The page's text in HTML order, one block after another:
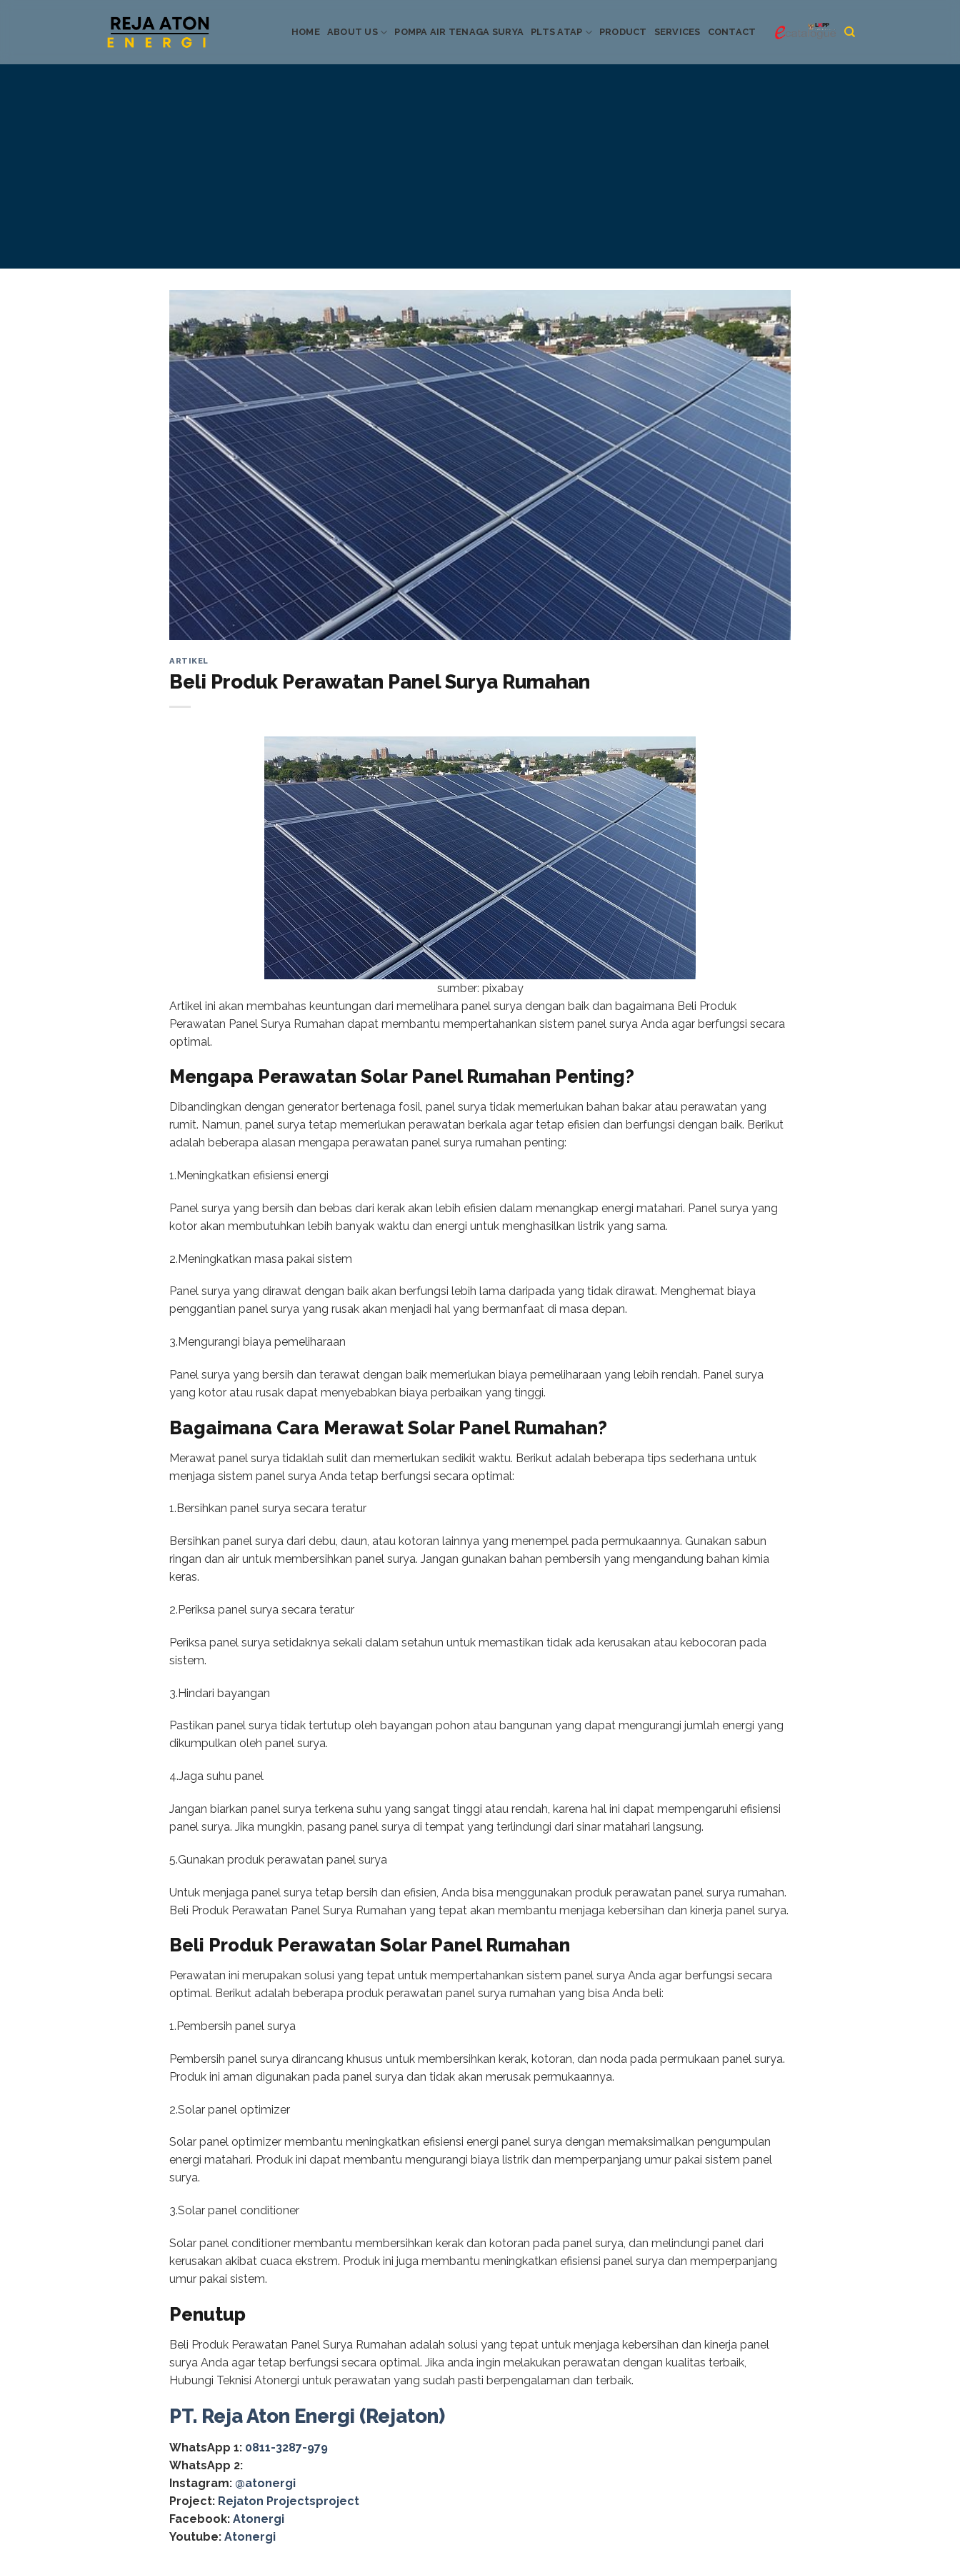
HOME ABOUT US POMPA AIR TENAGA SURYA PLTS ATAP PRODUCT SERVICES CONTACT
Informasi Terkini
ARTIKEL
Beli Produk Perawatan Panel Surya Rumahan
sumber: pixabay
Artikel ini akan membahas keuntungan dari memelihara panel surya dengan baik dan bagaimana Beli Produk
Perawatan Panel Surya Rumahan dapat membantu mempertahankan sistem panel surya Anda agar berfungsi secara
optimal.
Mengapa Perawatan Solar Panel Rumahan Penting?
Dibandingkan dengan generator bertenaga fosil, panel surya tidak memerlukan bahan bakar atau perawatan yang
rumit. Namun, panel surya tetap memerlukan perawatan berkala agar tetap efisien dan berfungsi dengan baik. Berikut
adalah beberapa alasan mengapa perawatan panel surya rumahan penting:
1.Meningkatkan efisiensi energi
Panel surya yang bersih dan bebas dari kerak akan lebih efisien dalam menangkap energi matahari. Panel surya yang
kotor akan membutuhkan lebih banyak waktu dan energi untuk menghasilkan listrik yang sama.
2.Meningkatkan masa pakai sistem
Panel surya yang dirawat dengan baik akan berfungsi lebih lama daripada yang tidak dirawat. Menghemat biaya
penggantian panel surya yang rusak akan menjadi hal yang bermanfaat di masa depan.
3.Mengurangi biaya pemeliharaan
Panel surya yang bersih dan terawat dengan baik memerlukan biaya pemeliharaan yang lebih rendah. Panel surya
yang kotor atau rusak dapat menyebabkan biaya perbaikan yang tinggi.
Bagaimana Cara Merawat Solar Panel Rumahan?
Merawat panel surya tidaklah sulit dan memerlukan sedikit waktu. Berikut adalah beberapa tips sederhana untuk
menjaga sistem panel surya Anda tetap berfungsi secara optimal:
1.Bersihkan panel surya secara teratur
Bersihkan panel surya dari debu, daun, atau kotoran lainnya yang menempel pada permukaannya. Gunakan sabun
ringan dan air untuk membersihkan panel surya. Jangan gunakan bahan pembersih yang mengandung bahan kimia
keras.
2.Periksa panel surya secara teratur
Periksa panel surya setidaknya sekali dalam setahun untuk memastikan tidak ada kerusakan atau kebocoran pada
sistem.
3.Hindari bayangan
Pastikan panel surya tidak tertutup oleh bayangan pohon atau bangunan yang dapat mengurangi jumlah energi yang
dikumpulkan oleh panel surya.
4.Jaga suhu panel
Jangan biarkan panel surya terkena suhu yang sangat tinggi atau rendah, karena hal ini dapat mempengaruhi efisiensi
panel surya. Jika mungkin, pasang panel surya di tempat yang terlindungi dari sinar matahari langsung.
5.Gunakan produk perawatan panel surya
Untuk menjaga panel surya tetap bersih dan efisien, Anda bisa menggunakan produk perawatan panel surya rumahan.
Beli Produk Perawatan Panel Surya Rumahan yang tepat akan membantu menjaga kebersihan dan kinerja panel surya.
Beli Produk Perawatan Solar Panel Rumahan
Perawatan ini merupakan solusi yang tepat untuk mempertahankan sistem panel surya Anda agar berfungsi secara
optimal. Berikut adalah beberapa produk perawatan panel surya rumahan yang bisa Anda beli:
1.Pembersih panel surya
Pembersih panel surya dirancang khusus untuk membersihkan kerak, kotoran, dan noda pada permukaan panel surya.
Produk ini aman digunakan pada panel surya dan tidak akan merusak permukaannya.
2.Solar panel optimizer
Solar panel optimizer membantu meningkatkan efisiensi energi panel surya dengan memaksimalkan pengumpulan
energi matahari. Produk ini dapat membantu mengurangi biaya listrik dan memperpanjang umur pakai sistem panel
surya.
3.Solar panel conditioner
Solar panel conditioner membantu membersihkan kerak dan kotoran pada panel surya, dan melindungi panel dari
kerusakan akibat cuaca ekstrem. Produk ini juga membantu meningkatkan efisiensi panel surya dan memperpanjang
umur pakai sistem.
Penutup
Beli Produk Perawatan Panel Surya Rumahan adalah solusi yang tepat untuk menjaga kebersihan dan kinerja panel
surya Anda agar tetap berfungsi secara optimal. Jika anda ingin melakukan perawatan dengan kualitas terbaik,
Hubungi Teknisi Atonergi untuk perawatan yang sudah pasti berpengalaman dan terbaik.
PT. Reja Aton Energi (Rejaton)
WhatsApp 1: 0811-3287-979
WhatsApp 2:
Instagram: @‌atonergi
Project: Rejaton Projectsproject
Facebook: Atonergi
Youtube: Atonergi